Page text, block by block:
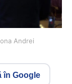
Andrei
în Google